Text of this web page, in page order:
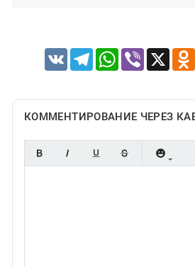
VK TelegramWhatsApp
Viber X
КОММЕНТИРОВАНИЕ ЧЕРЕЗ